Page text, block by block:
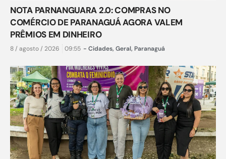
NOTA PARNANGUARA 2.0: COMPRAS NO
COMÉRCIO DE PARANAGUÁ AGORA VALEM
PRÊMIOS EM DINHEIRO
8 / agosto / 2026 09:55 - Cidades, Geral, Paranaguá